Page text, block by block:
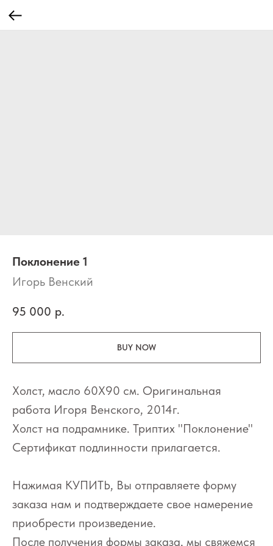
Поклонение 1
Игорь Венский
95 000 р.
BUY NOW
Холст, масло 60Х90 см. Оригинальная
работа Игоря Венского, 2014г.
Холст на подрамнике. Триптих "Поклонение"
Сертификат подлинности прилагается.
Нажимая КУПИТЬ, Вы отправляете форму
заказа нам и подтверждаете свое намерение
приобрести произведение.
После получения формы заказа, мы свяжемся